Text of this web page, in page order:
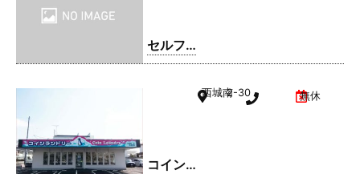
セルフ
ィック
コイン
西城南2-30 無休